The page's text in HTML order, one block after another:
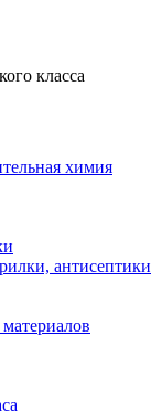
класса
химия
антисептики